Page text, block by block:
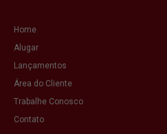
Home
Alugar
Lançamentos
Área do Cliente
Trabalhe Conosco
Contato